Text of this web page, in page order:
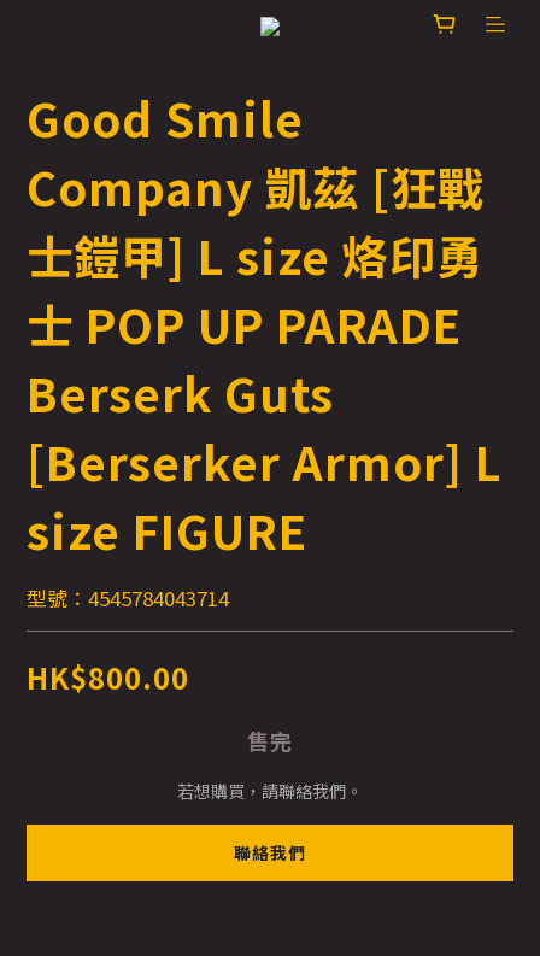
Good Smile
Company 凱茲 [狂戰
士鎧甲] L size 烙印勇
士 POP UP PARADE
Berserk Guts
[Berserker Armor] L
size FIGURE
型號：4545784043714
HK$800.00
售完
若想購買，請聯絡我們。
聯絡我們